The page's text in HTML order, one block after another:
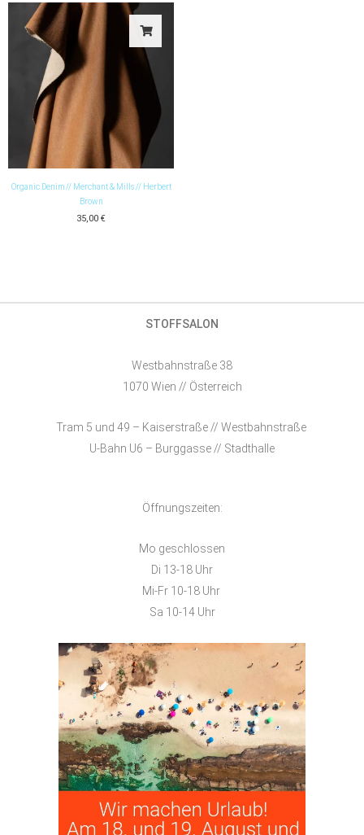
Organic Denim // Merchant & Mills // Herbert
Brown
35,00 €
STOFFSALON
Westbahnstraße 38
1070 Wien // Österreich
Tram 5 und 49 – Kaiserstraße // Westbahnstraße
U-Bahn U6 – Burggasse // Stadthalle
Öffnungszeiten:
Mo geschlossen
Di 13-18 Uhr
Mi-Fr 10-18 Uhr
Sa 10-14 Uhr